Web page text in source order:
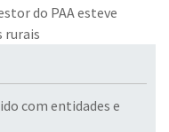
com entidades e